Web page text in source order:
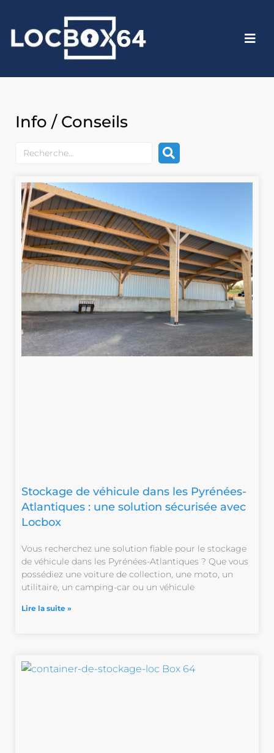
Info / Conseils
Stockage de véhicule dans les Pyrénées-
Atlantiques : une solution sécurisée avec
Locbox
Vous recherchez une solution fiable pour le stockage
de véhicule dans les Pyrénées-Atlantiques ? Que vous
possédiez une voiture de collection, une moto, un
utilitaire, un camping-car ou un véhicule
Lire la suite »